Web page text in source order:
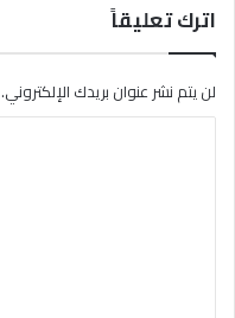
اترك تعليقاً
لن يتم نشر عنوان بريدك الإلكتروني.